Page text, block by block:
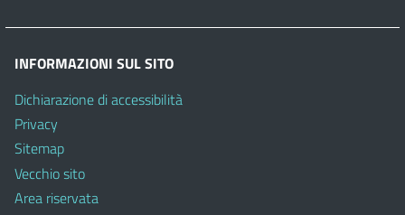
INFORMAZIONI SUL SITO
Dichiarazione di accessibilità
Privacy
Sitemap
Vecchio sito
Area riservata